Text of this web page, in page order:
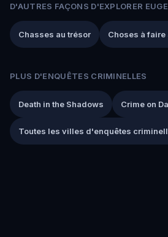
D'AUTRES FAÇONS D'EXPLORER
Chasses au trésor Choses à faire
PLUS D'ENQUÊTES CRIMINELLES
Death in the Shadows Crime on
Toutes les villes d'enquêtes